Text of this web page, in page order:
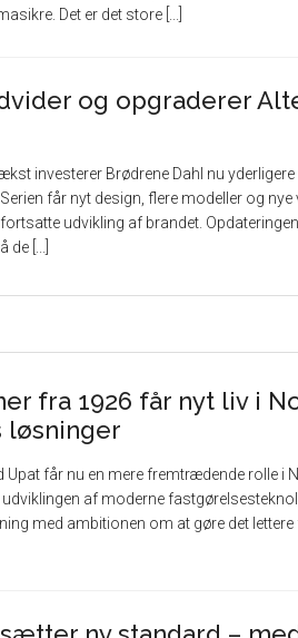
Det er det store [...]
og opgraderer
investerer Brødrene Dahl nu yderligere
får nyt design, flere modeller og nye
udvikling af brandet.
[...]
fra 1926 får nyt liv i
løsninger
Upat får nu en mere fremtrædende rolle i
af moderne
med ambitionen om at gøre det